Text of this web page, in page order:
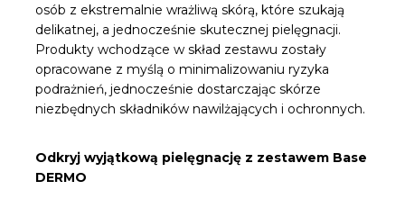
osób z ekstremalnie wrażliwą skórą, które szukają
delikatnej, a jednocześnie skutecznej pielęgnacji.
Produkty wchodzące w skład zestawu zostały
opracowane z myślą o minimalizowaniu ryzyka
podrażnień, jednocześnie dostarczając skórze
niezbędnych składników nawilżających i ochronnych.
Odkryj wyjątkową pielęgnację z zestawem Base
DERMO